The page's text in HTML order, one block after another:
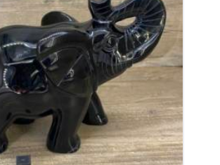
Éléphant en Obsidienne
650